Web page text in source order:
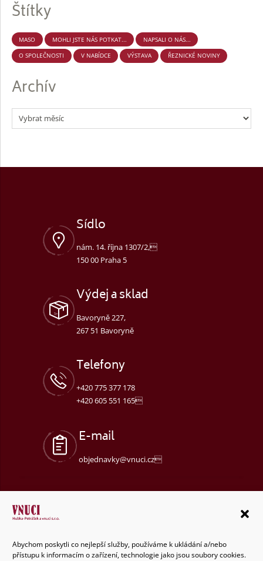
Abychom poskytli co nejlepší služby, používáme k ukládání a/nebo
přístupu k informacím o zařízení, technologie jako jsou soubory cookies.
Štítky
MASO MOHLI JSTE NÁS POTKAT...
NAPSALI O NÁS...
O SPOLEČNOSTI
V NABÍDCE VÝSTAVA ŘEZNICKÉ NOVINY
Archív
Sídlo
nám. 14. října 1307/2,
150 00 Praha 5
Výdej a sklad
Bavoryně 227,
267 51 Bavoryně
Telefony
+420 775 377 178
+420 605 551 165
E-mail
objednavky@vnuci.cz